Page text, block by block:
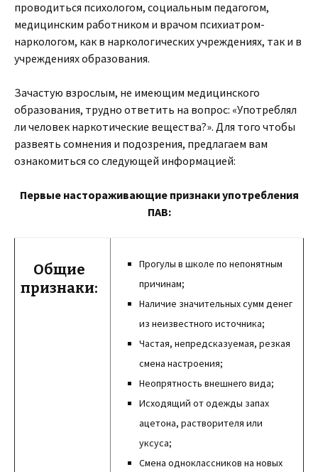
проводиться психологом, социальным педагогом,
медицинским работником и врачом психиатром-
наркологом, как в наркологических учреждениях, так и в
учреждениях образования.
Зачастую взрослым, не имеющим медицинского
образования, трудно ответить на вопрос: «Употреблял
ли человек наркотические вещества?». Для того чтобы
развеять сомнения и подозрения, предлагаем вам
ознакомиться со следующей информацией:
Первые настораживающие признаки употребления
ПАВ:
Общие
признаки:
Прогулы в школе по непонятным
причинам;
Наличие значительных сумм денег
из неизвестного источника;
Частая, непредсказуемая, резкая
смена настроения;
Неопрятность внешнего вида;
Исходящий от одежды запах
ацетона, растворителя или
уксуса;
Смена одноклассников на новых